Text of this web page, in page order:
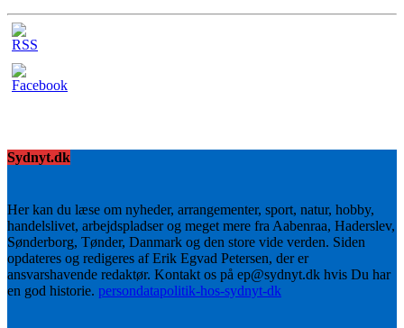
Sydnyt.dk
Her kan du læse om nyheder, arrangementer, sport, natur, hobby,
handelslivet, arbejdspladser og meget mere fra Aabenraa, Haderslev,
Sønderborg, Tønder, Danmark og den store vide verden. Siden
opdateres og redigeres af Erik Egvad Petersen, der er
ansvarshavende redaktør. Kontakt os på ep@sydnyt.dk hvis Du har
en god historie. persondatapolitik-hos-sydnyt-dk